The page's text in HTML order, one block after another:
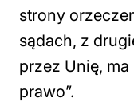
strony
sądach, z
przez Unię,
prawo”.